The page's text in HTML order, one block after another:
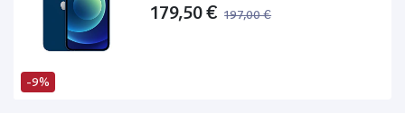
-9%
179,50 € 197,00 €